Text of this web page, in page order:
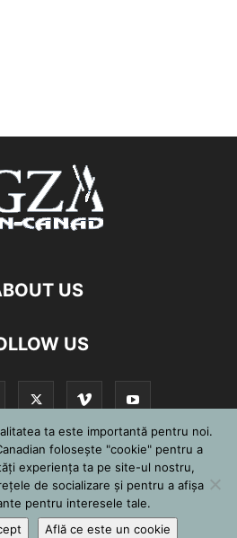
US
US
©
ta este importantă pentru noi.
folosește "cookie" pentru a
experiența ta pe site-ul nostru,
de socializare şi pentru a afişa
pentru interesele tale.
Află ce este un cookie